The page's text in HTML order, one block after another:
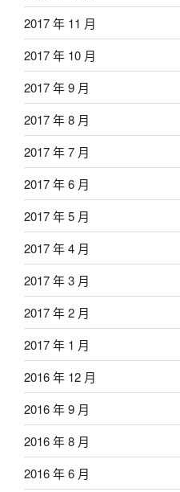
2017 年 11 月
2017 年 10 月
2017 年 9 月
2017 年 8 月
2017 年 7 月
2017 年 6 月
2017 年 5 月
2017 年 4 月
2017 年 3 月
2017 年 2 月
2017 年 1 月
2016 年 12 月
2016 年 9 月
2016 年 8 月
2016 年 6 月